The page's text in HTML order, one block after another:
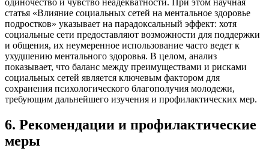
одиночество и чувство неадекватности. При этом научная
статья «Влияние социальных сетей на ментальное здоровье
подростков» указывает на парадоксальный эффект: хотя
социальные сети предоставляют возможности для поддержки
и общения, их неумеренное использование часто ведет к
ухудшению ментального здоровья. В целом, анализ
показывает, что баланс между преимуществами и рисками
социальных сетей является ключевым фактором для
сохранения психологического благополучия молодежи,
требующим дальнейшего изучения и профилактических мер.
6. Рекомендации и профилактические
меры